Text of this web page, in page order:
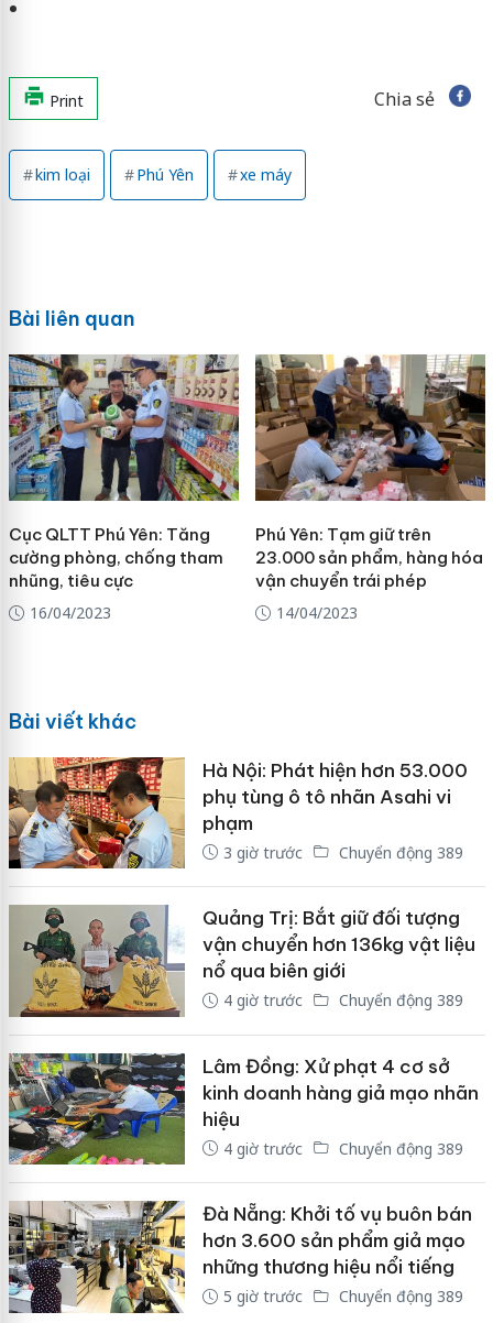
Print Chia sẻ
kim loại Phú Yên xe máy
Bài liên quan
Cục QLTT Phú Yên: Tăng
cường phòng, chống tham
nhũng, tiêu cực
16/04/2023
Phú Yên: Tạm giữ trên
23.000 sản phẩm, hàng hóa
vận chuyển trái phép
14/04/2023
Bài viết khác
Hà Nội: Phát hiện hơn 53.000
phụ tùng ô tô nhãn Asahi vi
phạm
3 giờ trước Chuyển động 389
Quảng Trị: Bắt giữ đối tượng
vận chuyển hơn 136kg vật liệu
nổ qua biên giới
4 giờ trước Chuyển động 389
Lâm Đồng: Xử phạt 4 cơ sở
kinh doanh hàng giả mạo nhãn
hiệu
4 giờ trước Chuyển động 389
Đà Nẵng: Khởi tố vụ buôn bán
hơn 3.600 sản phẩm giả mạo
những thương hiệu nổi tiếng
5 giờ trước Chuyển động 389